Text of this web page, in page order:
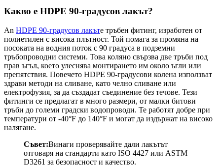
Какво е HDPE 90-градусов лакът?
An HDPE 90-градусов лакъте тръбен фитинг, изработен от
полиетилен с висока плътност. Той помага за промяна на
посоката на водния поток с 90 градуса в подземни
тръбопроводни системи. Това коляно свързва две тръби под
прав ъгъл, което улеснява монтирането им около ъгли или
препятствия. Повечето HDPE 90-градусови колена използват
здрави методи на сливане, като челно сливане или
електрофузия, за да създадат съединение без течове. Тези
фитинги се предлагат в много размери, от малки битови
тръби до големи градски водопроводи. Те работят добре при
температури от -40°F до 140°F и могат да издържат на високо
налягане.
Съвет:Винаги проверявайте дали лакътът
отговаря на стандарти като ISO 4427 или ASTM
D3261 за безопасност и качество.